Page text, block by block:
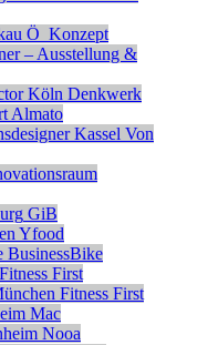
Ö_Konzept
– Ausstellung &
Köln Denkwerk
Almato
Kassel Von
GiB
Yfood
BusinessBike
Fitness First
Fitness First
Mac
Nooa